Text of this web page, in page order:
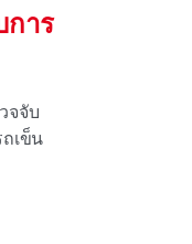
การ
จจับ
เข็น